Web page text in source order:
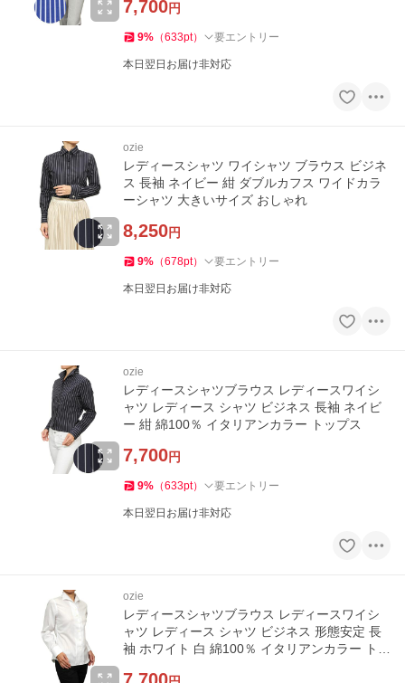
7,700円
9% （633pt） 要エントリー
本日翌日お届け非対応
ozie
レディースシャツ ワイシャツ ブラウス ビジネ
ス 長袖 ネイビー 紺 ダブルカフス ワイドカラ
ーシャツ 大きいサイズ おしゃれ
8,250円
9% （678pt） 要エントリー
本日翌日お届け非対応
ozie
レディースシャツブラウス レディースワイシ
ャツ レディース シャツ ビジネス 長袖 ネイビ
ー 紺 綿100％ イタリアンカラー トップス
7,700円
9% （633pt） 要エントリー
本日翌日お届け非対応
ozie
レディースシャツブラウス レディースワイシ
ャツ レディース シャツ ビジネス 形態安定 長
袖 ホワイト 白 綿100％ イタリアンカラー トッ